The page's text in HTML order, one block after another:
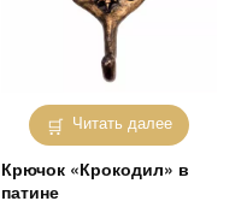
Читать далее
Крючок «Крокодил» в
патине